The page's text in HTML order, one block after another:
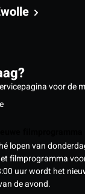
voor de
lopen van
filmprogramma
uur wordt het
de avond.